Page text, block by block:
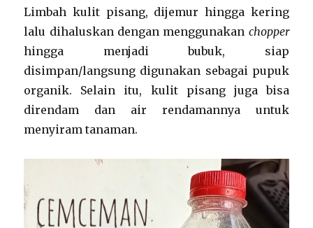
Limbah kulit pisang, dijemur hingga kering
lalu dihaluskan dengan menggunakan chopper
hingga menjadi bubuk, siap
disimpan/langsung digunakan sebagai pupuk
organik. Selain itu, kulit pisang juga bisa
direndam dan air rendamannya untuk
menyiram tanaman.